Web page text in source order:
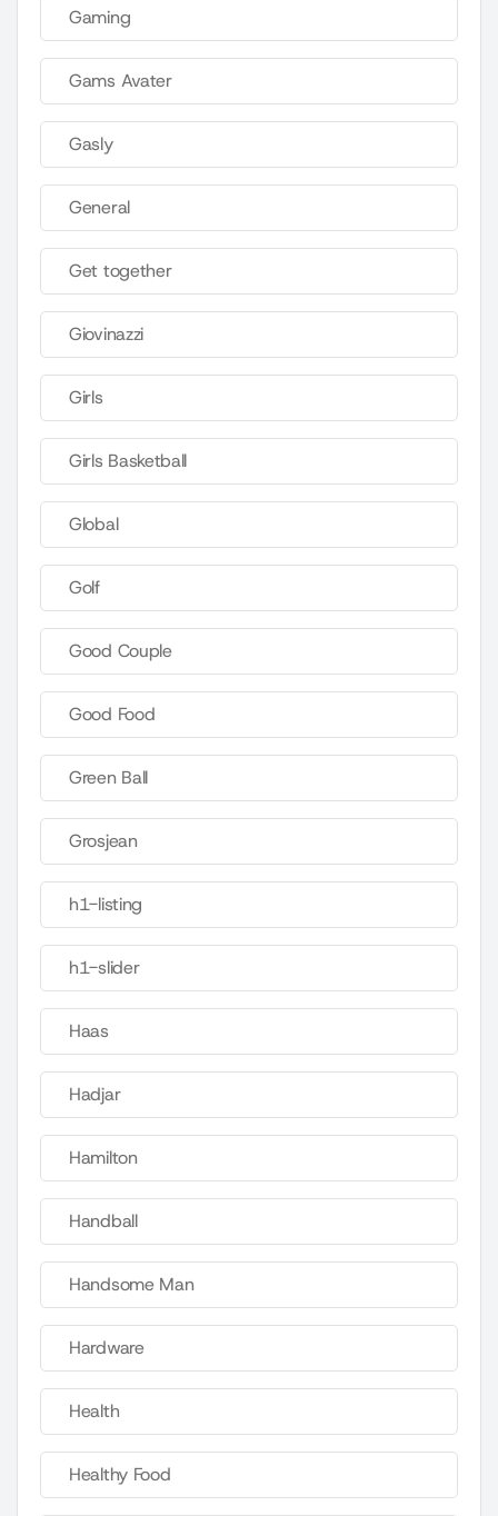
Gaming
Gams Avater
Gasly
General
Get together
Giovinazzi
Girls
Girls Basketball
Global
Golf
Good Couple
Good Food
Green Ball
Grosjean
h1-listing
h1-slider
Haas
Hadjar
Hamilton
Handball
Handsome Man
Hardware
Health
Healthy Food